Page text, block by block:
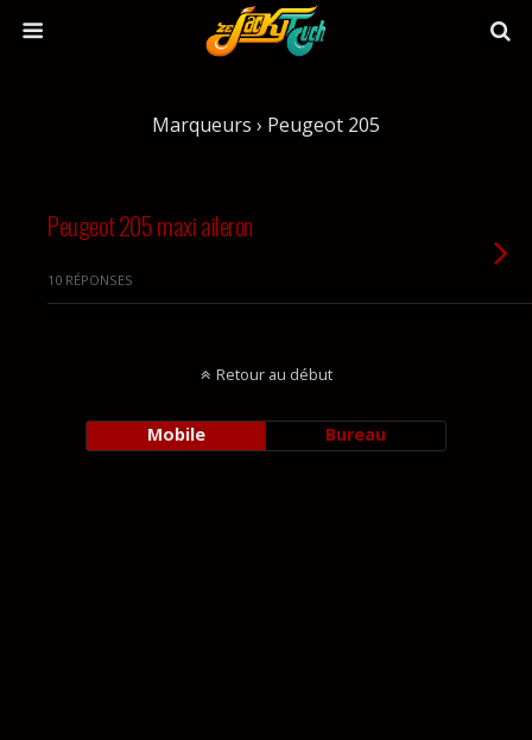
Marqueurs › Peugeot 205
Peugeot 205 maxi aileron
10 RÉPONSES
Retour au début
Mobile Bureau